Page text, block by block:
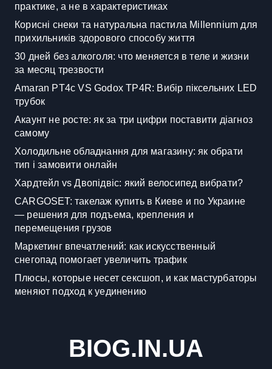
практике, а не в характеристиках
Корисні снеки та натуральна пастила Millennium для
прихильників здорового способу життя
30 дней без алкоголя: что меняется в теле и жизни
за месяц трезвости
Amaran PT4c VS Godox TP4R: Вибір піксельних LED
трубок
Акаунт не росте: як за три цифри поставити діагноз
самому
Холодильне обладнання для магазину: як обрати
тип і замовити онлайн
Хардтейл vs Двопідвіс: який велосипед вибрати?
CARGOSET: такелаж купить в Киеве и по Украине
— решения для подъема, крепления и
перемещения грузов
Маркетинг впечатлений: как искусственный
снегопад помогает увеличить трафик
Плюсы, которые несет сексшоп, и как мастурбаторы
меняют подход к уединению
BIOG.IN.UA